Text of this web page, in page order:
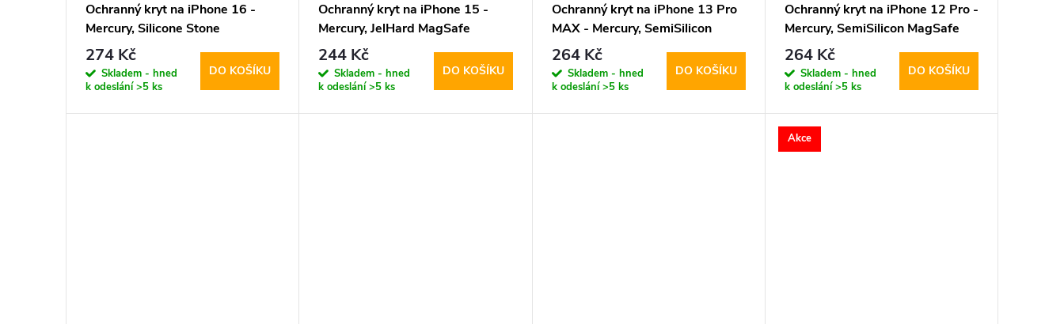
Ochranný kryt na iPhone 16 -
Mercury, Silicone Stone
274 Kč
Skladem - hned
k odeslání>5 ks
DO KOŠÍKU
Ochranný kryt na iPhone 15 -
Mercury, JelHard MagSafe
Transparent
244 Kč
Skladem - hned
k odeslání>5 ks
DO KOŠÍKU
Ochranný kryt na iPhone 13 Pro
MAX - Mercury, SemiSilicon
MagSafe Black
264 Kč
Skladem - hned
k odeslání>5 ks
DO KOŠÍKU
Ochranný kryt na iPhone 12 Pro -
Mercury, SemiSilicon MagSafe
Lavender
264 Kč
Skladem - hned
k odeslání>5 ks
DO KOŠÍKU
Akce